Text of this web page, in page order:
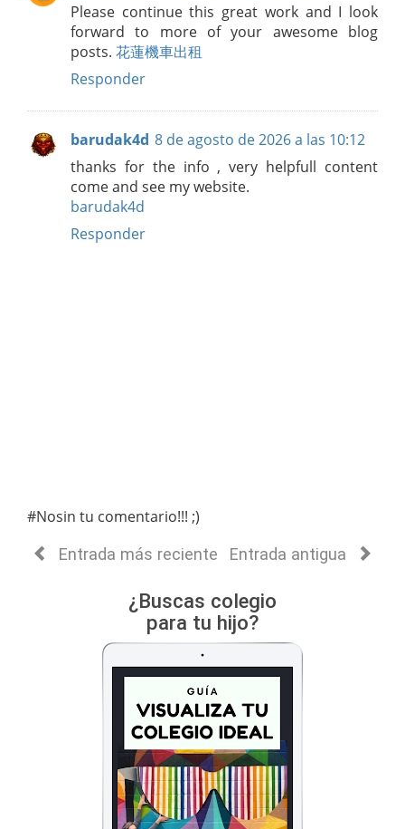
Please continue this great work and I look
forward to more of your awesome blog
posts. 花蓮機車出租
Responder
barudak4d 8 de agosto de 2026 a las 10:12
thanks for the info , very helpfull content
come and see my website.
barudak4d
Responder
#Nosin tu comentario!!! ;)
Entrada más reciente Entrada antigua
¿Buscas colegio
para tu hijo?